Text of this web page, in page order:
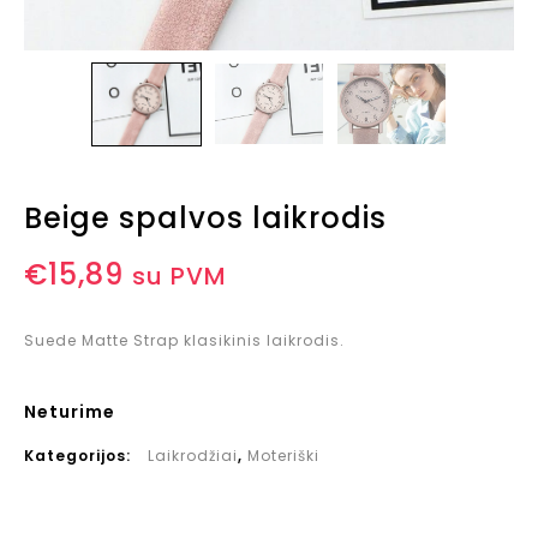
Beige spalvos laikrodis
€15,89 su PVM
Suede Matte Strap klasikinis laikrodis.
Neturime
Kategorijos: Laikrodžiai, Moteriški